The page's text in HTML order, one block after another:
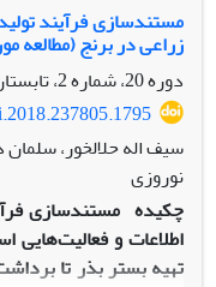
4000 و
به‌دست‌آمده، مهم‌ترین
از ردیف‌کار 2 درصد و عمق نامناسب کاشت 1 درصد.
نتیجه‌گیری:به‌طورکلی،
عوامل خلأ عملکرد
مستندسازی فرآیند
زراعی در برنج (مطالعه
دوره 20، شماره 2، تابستان 1397، صفحه
سیف اله حلالخور،
نوروزی
چکیده مستندسازی
اطلاعات و
تهیه بستر بذر تا